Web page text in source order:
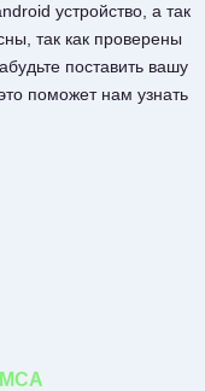
устройство, а так
так как проверены
поставить вашу
поможет нам узнать